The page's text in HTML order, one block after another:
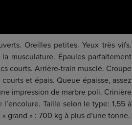
Oreilles petites. Yeux très vifs.
musculature. Épaules parfaitement
courts. Arrière-train musclé. Croupe
et épais. Queue épaisse, assez
impression de marbre poli. Crinière
Taille selon le type: 1,55 à
grand » : 700 kg à plus d’une tonne.